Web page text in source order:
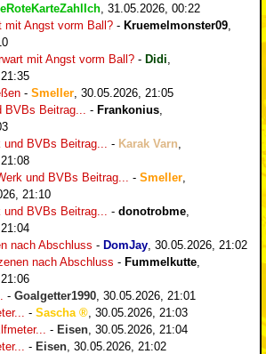
31.05.2026, 00:22
mit Angst vorm Ball? - Kruemelmonster09
mit Angst vorm Ball? - Didi
- Smeller 30.05.2026, 21:05
BVBs Beitrag...
- Frankonius
BVBs Beitrag...
- Karak Varn
und BVBs Beitrag...
- Smeller
21:10
BVBs Beitrag...
- donotrobme
nach Abschluss - DomJay 30.05.2026, 21:02
nach Abschluss - Fummelkutte
- Goalgetter1990 30.05.2026, 21:01
- Sascha
30.05.2026, 21:03
- Eisen 30.05.2026, 21:04
- Eisen 30.05.2026, 21:02